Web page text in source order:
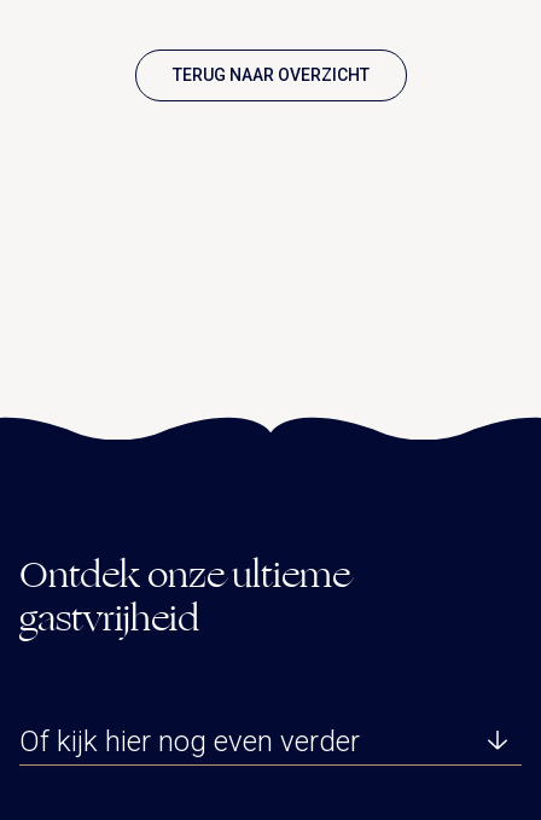
TERUG NAAR OVERZICHT
Ontdek onze ultieme
gastvrijheid
Of kijk hier nog even verder